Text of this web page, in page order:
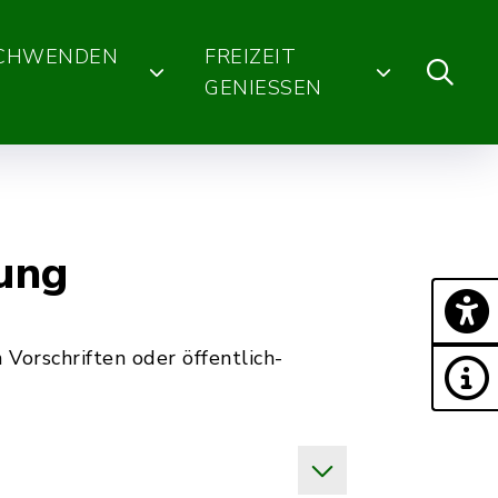
FREIZEIT
GENIESSEN
Vorschriften oder öffentlich-